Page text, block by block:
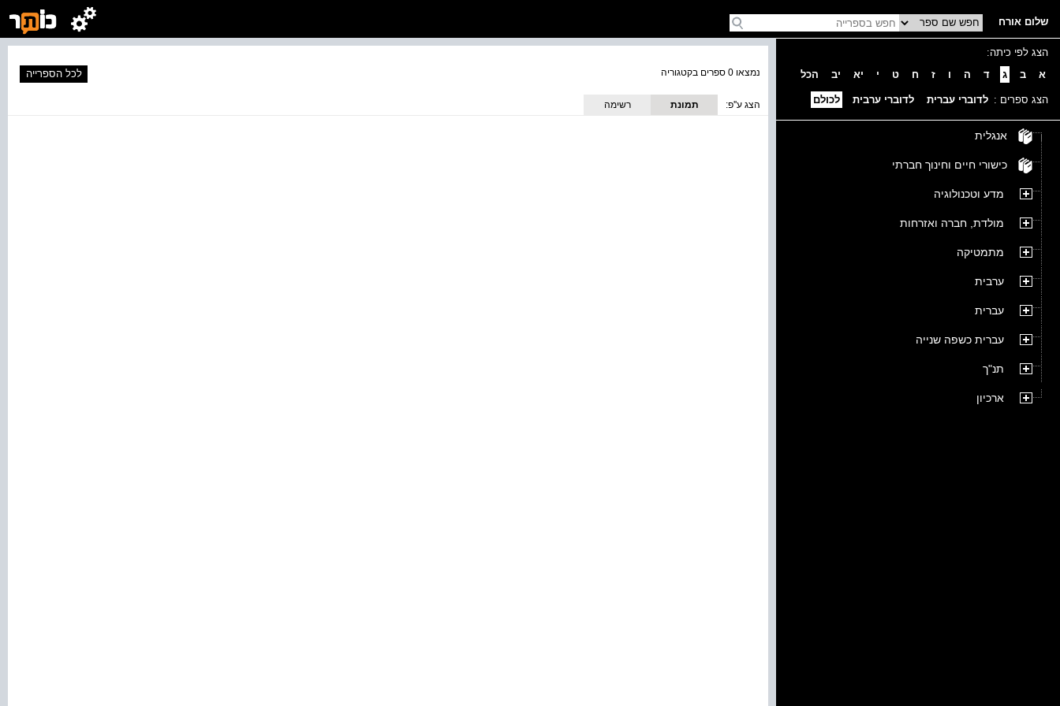
שלום אורח
הצג לפי כיתה:
א
ב ג ד ה ו ז ח ט י יא יב הכל
הצג ספרים : לדוברי עברית לדוברי ערבית לכולם
אנגלית
כישורי חיים וחינוך חברתי
מדע וטכנולוגיה
מולדת, חברה ואזרחות
מתמטיקה
ערבית
עברית
עברית כשפה שנייה
תנ"ך
ארכיון
נמצאו 0 ספרים בקטגוריה לכל הספרייה
הצג ע''פ:
תמונת
רשימה